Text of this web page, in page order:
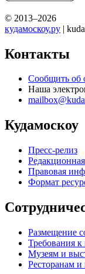
© 2013–2026
кудамоскоу.ру |
Контакты
Сообщить об
Наша
Кудамоскоу
Пресс-релиз
Правовая
Формат
Размещение
Требования к
Музеям и
Ресторанам и